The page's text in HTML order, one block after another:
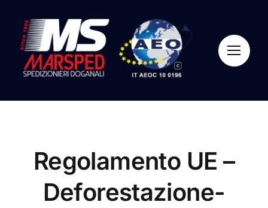
content
Regolamento UE –
Deforestazione-